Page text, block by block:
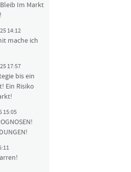
Im Markt
14:12
mache ich
17:57
bis ein
Ein Risiko
15:05